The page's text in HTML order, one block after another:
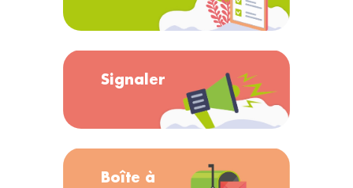
Signaler
Boîte à